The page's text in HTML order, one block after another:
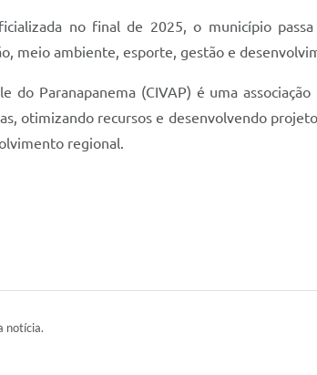
no final de 2025, o município
meio ambiente, esporte, gestão e
do Paranapanema (CIVAP) é uma
otimizando recursos e desenvolvendo
regional.
notícia.